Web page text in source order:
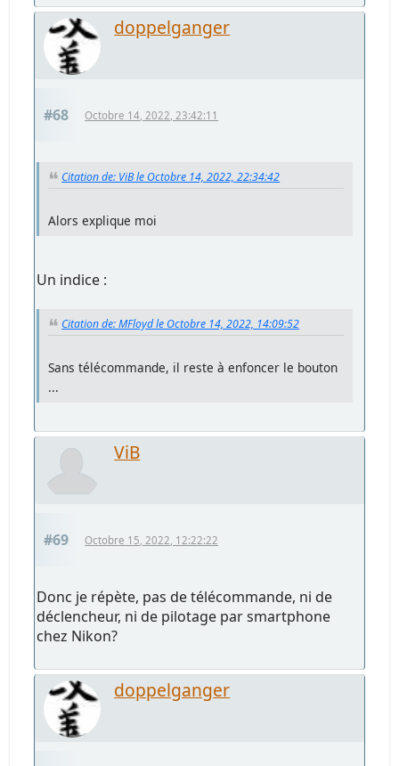
doppelganger
#68 Octobre 14, 2022, 23:42:11
Citation de: ViB le Octobre 14, 2022, 22:34:42
Alors explique moi
Un indice :
Citation de: MFloyd le Octobre 14, 2022, 14:09:52
Sans télécommande, il reste à enfoncer le bouton
...
ViB
#69 Octobre 15, 2022, 12:22:22
Donc je répète, pas de télécommande, ni de
déclencheur, ni de pilotage par smartphone
chez Nikon?
doppelganger